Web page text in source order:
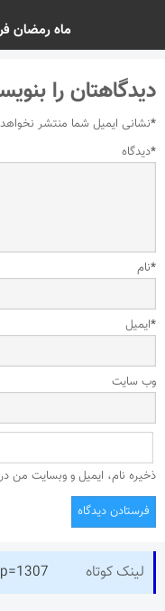
ماه رمضان
دیدگاهتان را
نشانی ایمیل شما منتشر*
دیدگاه*
نام*
ایمیل*
وب‌ سایت
ذخیره نام، ایمیل و وبسایت من
لینک کوتاه